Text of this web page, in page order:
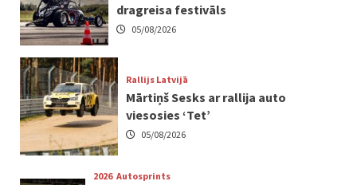
dragreisa festivāls
05/08/2026
Rallijs Latvijā
Mārtiņš Sesks ar rallija auto
viesosies ‘Tet’
05/08/2026
2026 Autosprints